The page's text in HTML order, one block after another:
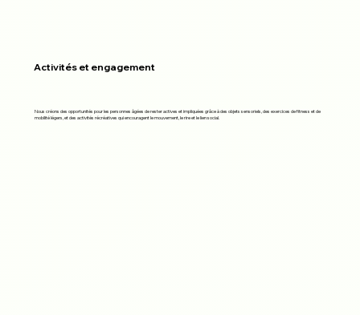
Activités et engagement
Nous créons des opportunités pour les personnes âgées de rester actives et impliquées grâce à des objets sensoriels, des exercices de fitness et de
mobilité légers, et des activités récréatives qui encouragent le mouvement, le rire et le lien social.